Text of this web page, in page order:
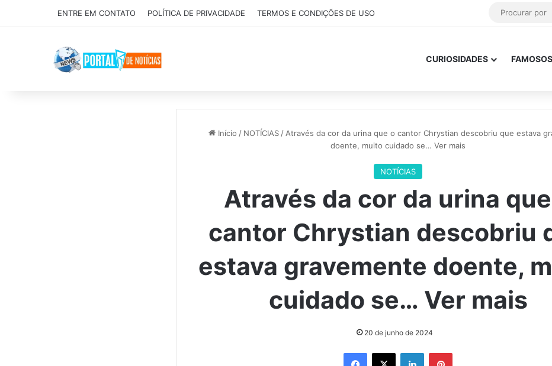
ENTRE EM CONTATO POLÍTICA DE PRIVACIDADE TERMOS E CONDIÇÕES DE USO
CURIOSIDADES FAMOSOS
Início / NOTÍCIAS / Através da cor da urina que o cantor Chrystian descobriu que estava
doente, muito cuidado se… Ver mais
NOTÍCIAS
Através da cor da urina
cantor Chrystian descobriu
estava gravemente doente,
cuidado se… Ver mais
20 de junho de 2024
Facebook
X LinkedinPinterest